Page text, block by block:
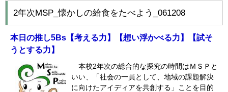
2年次MSP_懐かしの給食をたべよう_061208
本日の推し5Bs 【考える力】【想い浮かべる力】【試そ
うとする力】
本校2年次の総合的な探究の時間はＭＳＰと
いい、「社会の一員として、地域の課題解決
に向けたアイディアを共創する」ことを目的